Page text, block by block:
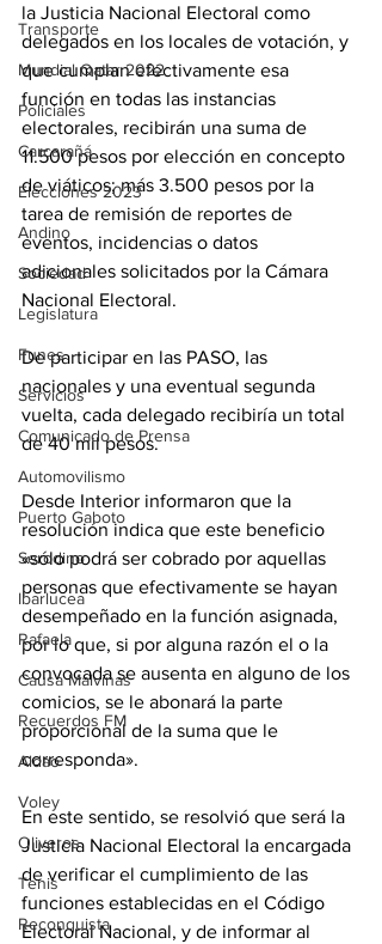
Transporte
Mundial Qatar 2022
Policiales
Carcarañá
Elecciones 2023
Andino
Sociedad
Legislatura
Funes
Servicios
Comunicado de Prensa
Automovilismo
Puerto Gaboto
Serodino
Ibarlucea
Rafaela
Causa Malvinas
Recuerdos FM
Aldao
Voley
Oliveros
Tenis
Reconquista
la Justicia Nacional Electoral como
delegados en los locales de votación, y
que cumplan efectivamente esa
función en todas las instancias
electorales, recibirán una suma de
11.500 pesos por elección en concepto
de viáticos; más 3.500 pesos por la
tarea de remisión de reportes de
eventos, incidencias o datos
adicionales solicitados por la Cámara
Nacional Electoral.
De participar en las PASO, las
nacionales y una eventual segunda
vuelta, cada delegado recibiría un total
de 40 mil pesos.
Desde Interior informaron que la
resolución indica que este beneficio
«sólo podrá ser cobrado por aquellas
personas que efectivamente se hayan
desempeñado en la función asignada,
por lo que, si por alguna razón el o la
convocada se ausenta en alguno de los
comicios, se le abonará la parte
proporcional de la suma que le
corresponda».
En este sentido, se resolvió que será la
Justicia Nacional Electoral la encargada
de verificar el cumplimiento de las
funciones establecidas en el Código
Electoral Nacional, y de informar al